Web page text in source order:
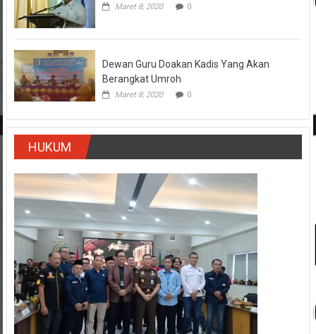
Maret 8, 2020 0
Dewan Guru Doakan Kadis Yang Akan
Berangkat Umroh
Maret 8, 2020 0
HUKUM